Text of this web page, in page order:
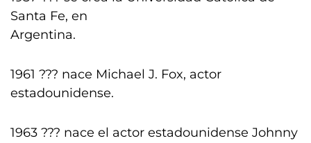
Santa Fe, en
Argentina.
1961 ??? nace Michael J. Fox, actor
estadounidense.
1963 ??? nace el actor estadounidense Johnny